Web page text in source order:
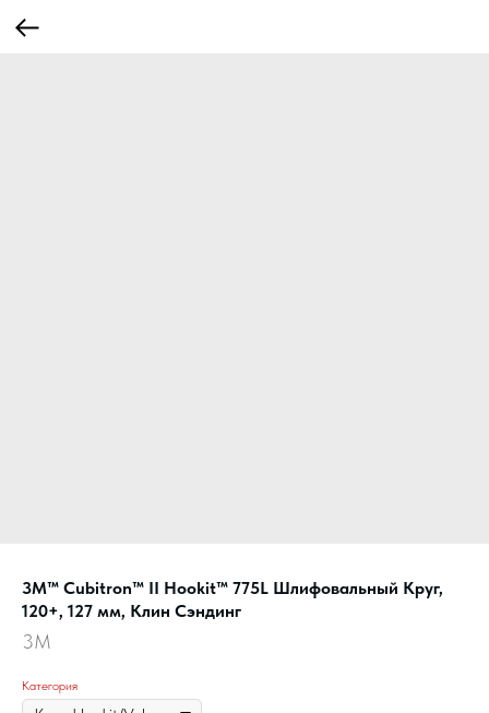
3M™ Cubitron™ II Hookit™ 775L Шлифовальный Круг,
120+, 127 мм, Клин Сэндинг
3M
Категория